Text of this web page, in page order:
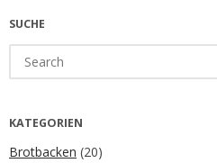
SUCHE
for:
KATEGORIEN
Brotbacken (20)